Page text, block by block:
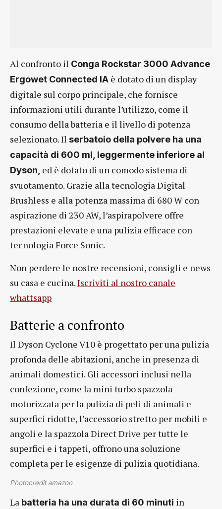
Al confronto il Conga Rockstar 3000 Advance
Ergowet Connected IA è dotato di un display
digitale sul corpo principale, che fornisce
informazioni utili durante l’utilizzo, come il
consumo della batteria e il livello di potenza
selezionato. Il serbatoio della polvere ha una
capacità di 600 ml, leggermente inferiore al
Dyson, ed è dotato di un comodo sistema di
svuotamento. Grazie alla tecnologia Digital
Brushless e alla potenza massima di 680 W con
aspirazione di 230 AW, l’aspirapolvere offre
prestazioni elevate e una pulizia efficace con
tecnologia Force Sonic.
Non perdere le nostre recensioni, consigli e news
su casa e cucina.Iscriviti al nostro canale
whattsapp
Batterie a confronto
Il Dyson Cyclone V10 è progettato per una pulizia
profonda delle abitazioni, anche in presenza di
animali domestici. Gli accessori inclusi nella
confezione, come la mini turbo spazzola
motorizzata per la pulizia di peli di animali e
superfici ridotte, l’accessorio stretto per mobili e
angoli e la spazzola Direct Drive per tutte le
superfici e i tappeti, offrono una soluzione
completa per le esigenze di pulizia quotidiana.
Photocredit amazon
La batteria ha una durata di 60 minuti in